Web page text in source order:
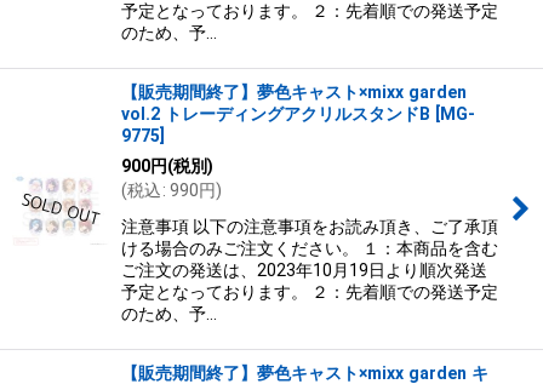
予定となっております。 ２：先着順での発送予定
のため、予…
【販売期間終了】夢色キャスト×mixx garden
vol.2 トレーディングアクリルスタンドB
MG-
9775
900円(税別)
(税込: 990円)
注意事項 以下の注意事項をお読み頂き、ご了承頂
ける場合のみご注文ください。 １：本商品を含む
ご注文の発送は、2023年10月19日より順次発送
予定となっております。 ２：先着順での発送予定
のため、予…
【販売期間終了】夢色キャスト×mixx garden キ